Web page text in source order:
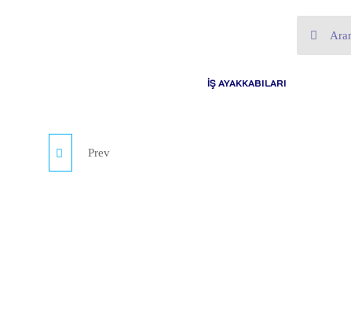
İŞ AYAKKABILARI
TAM YÜZ SOLUNUM
Prev